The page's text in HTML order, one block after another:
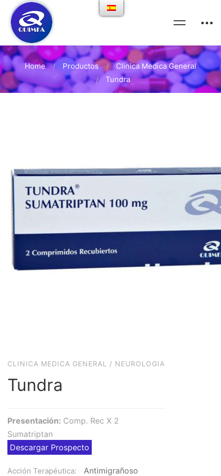
Home Productos
Clinica Medica General
Tundra
CLINICA MEDICA GENERAL / NEUROLOGIA
Tundra
Presentación: Comp. Rec X 2
Sumatriptan
Descargar Prospecto
Acción Terapéutica: Antimigrañoso